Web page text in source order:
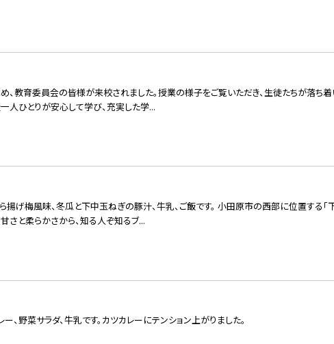
、教育委員会の皆様が来校されました。授業の様子をご覧いただき、生徒たちが落ち
人ひとりが安心して学び、充実した学...
げ梅風味、冬瓜と下中玉ねぎの豚汁、牛乳、ご飯です。 小田原市の西部に位置する「
さと柔らかさから、知る人ぞ知るブ...
、野菜サラダ、牛乳です。カツカレーにテンション上がりました。